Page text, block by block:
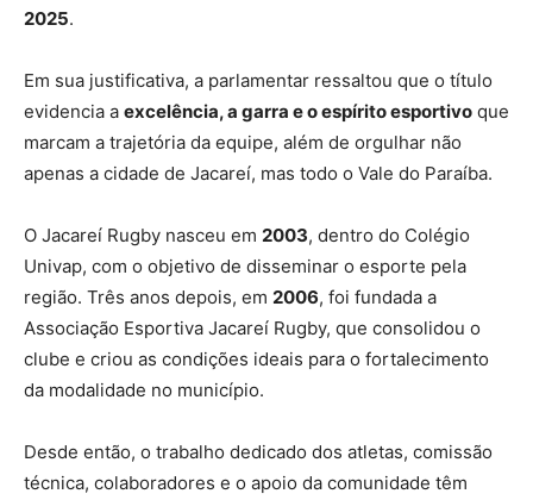
2025.
Em sua justificativa, a parlamentar ressaltou que o título
evidencia a excelência, a garra e o espírito esportivo que
marcam a trajetória da equipe, além de orgulhar não
apenas a cidade de Jacareí, mas todo o Vale do Paraíba.
O Jacareí Rugby nasceu em 2003, dentro do Colégio
Univap, com o objetivo de disseminar o esporte pela
região. Três anos depois, em 2006, foi fundada a
Associação Esportiva Jacareí Rugby, que consolidou o
clube e criou as condições ideais para o fortalecimento
da modalidade no município.
Desde então, o trabalho dedicado dos atletas, comissão
técnica, colaboradores e o apoio da comunidade têm